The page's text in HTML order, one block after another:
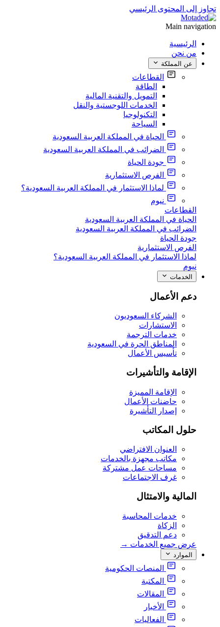
تجاوز إلى المحتوى الرئيسي
Main navigation
الرئيسية
من نحن
عن المملكة
القطاعات
الطاقة
التمويل والتقنية المالية
الخدمات اللوجستية والنقل
التكنولوجيا
السياحة
الحياة في المملكة العربية السعودية
الضرائب في المملكة العربية السعودية
جودة الحياة
الفرص الاستثمارية
لماذا الاستثمار في المملكة العربية السعودية؟
نيوم
القطاعات
الحياة في المملكة العربية السعودية
الضرائب في المملكة العربية السعودية
جودة الحياة
الفرص الاستثمارية
لماذا الاستثمار في المملكة العربية السعودية؟
نيوم
الخدمات
دعم الأعمال
الشركاء السعوديون
الاستشارات
خدمات الترجمة
المناطق الحرة في السعودية
تأسيس الأعمال
الإقامة والتأشيرات
الإقامة المميزة
حاضنات الأعمال
إصدار التأشيرة
حلول المكاتب
العنوان الافتراضي
مكاتب مجهزة بالخدمات
مساحات عمل مشتركة
غرف الاجتماعات
المالية والامتثال
خدمات المحاسبة
الزكاة
دعم التدقيق
عرض جميع الخدمات →
الموارد
المنصات الحكومية
المكتبة
المقالات
الأخبار
الفعاليات